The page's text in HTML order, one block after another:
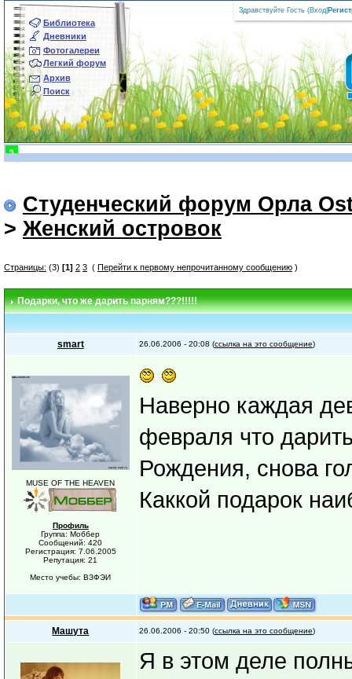
Библиотека
Дневники
Фотогалереи
Легкий форум
Архив
Поиск
Здравствуйте Гость (Вход
9
Студенческий форум Орла
> Женский островок
Страницы: (3) [1] 2 3( Перейти к первому непрочитанному сообщению)
Подарки, что же дарить парням???!!!!!
smart 26.06.2006 - 20:08 (ссылка на это сообщение)
MUSE OF THE HEAVEN
Профиль
Группа: Моббер
Сообщений: 420
Регистрация: 7.06.2005
Репутация: 21
Место учебы: ВЗФЭИ
Наверно каждая
февраля что
Рождения, снова
Каккой подарок
Машута 26.06.2006 - 20:50 (ссылка на это сообщение)
Я в этом деле